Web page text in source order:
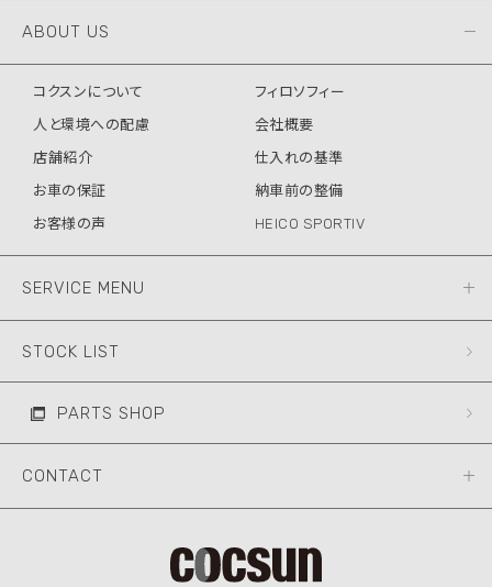
ABOUT US
コクスンについて
フィロソフィー
人と環境への配慮
会社概要
店舗紹介
仕入れの基準
お車の保証
納車前の整備
お客様の声
HEICO SPORTIV
SERVICE MENU
STOCK LIST
PARTS SHOP
CONTACT